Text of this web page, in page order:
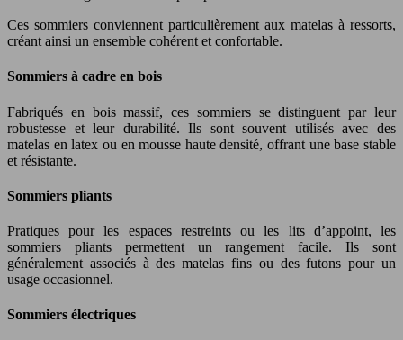
Ces sommiers conviennent particulièrement aux matelas à ressorts,
créant ainsi un ensemble cohérent et confortable.
Sommiers à cadre en bois
Fabriqués en bois massif, ces sommiers se distinguent par leur
robustesse et leur durabilité. Ils sont souvent utilisés avec des
matelas en latex ou en mousse haute densité, offrant une base stable
et résistante.
Sommiers pliants
Pratiques pour les espaces restreints ou les lits d’appoint, les
sommiers pliants permettent un rangement facile. Ils sont
généralement associés à des matelas fins ou des futons pour un
usage occasionnel.
Sommiers électriques